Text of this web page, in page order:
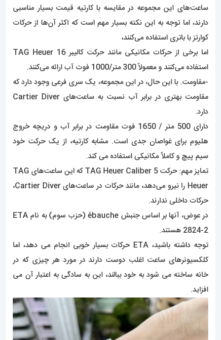
ساعت‌های این مجموعه در مقایسه با کارتیه قیمت بسیار مناسبی
دارند، اما توجه به این نکته بسیار مهم است که اکثر آن‌ها از حرکات
کوارتز با باتری استفاده می‌کنند،
اما برخی از حرکات مکانیکی مانند حرکت کالیبر 16 TAG Heuer
استفاده می‌کنند و معمولاً 300 متر/1000 فوت آب ارائه می‌کنند.
-مقاومت. با این حال، در این مجموعه، یک سری فرعی وجود دارد که
مقاومت بهتری در برابر آب نسبت به ساعت‌های Cartier Diver
دارد.
دارای 500 متر / 1650 فوت مقاومت در برابر آب و دریچه خروج
هلیوم برای غواصان جدی است. مشابه کارتیه، از یک حرکت خود
سیم پیچ و کاملاً مکانیکی استفاده می کند.
تمایز مهم: حرکت TAG Heuer Caliber 5 که این ساعت‌های TAG
Heuer را نیرو می‌دهد، مانند حرکات در ساعت‌های Cartier Diver،
حرکات داخلی ندارند.
در عوض، آنها بر اساس جنبش ébauche (حزب سوم) به نام ETA
2824-2 هستند.
توجه داشته باشید، ETA حرکات بسیار خوبی انجام می دهد، اما
کلکسیونرهای ساعت اغلب دوست دارند در مورد هر چیزی که در
خانه ساخته می شود به خود ببالند، این به سادگی به اعتبار آن می
افزاید.